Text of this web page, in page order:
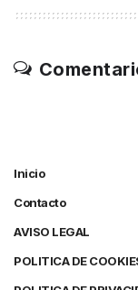
Inicio
Contacto
AVISO LEGAL
POLITICA DE